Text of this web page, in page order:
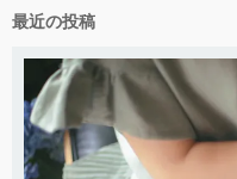
最近の投稿